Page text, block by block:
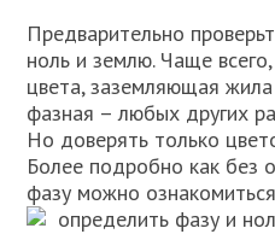
Предварительно
ноль и землю. Чаще
цвета, заземляющая
фазная – любых других
Но доверять только
Более подробно как без
фазу можно
определить фазу и